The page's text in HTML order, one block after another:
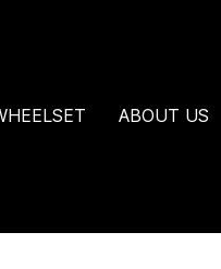
ABOUT US